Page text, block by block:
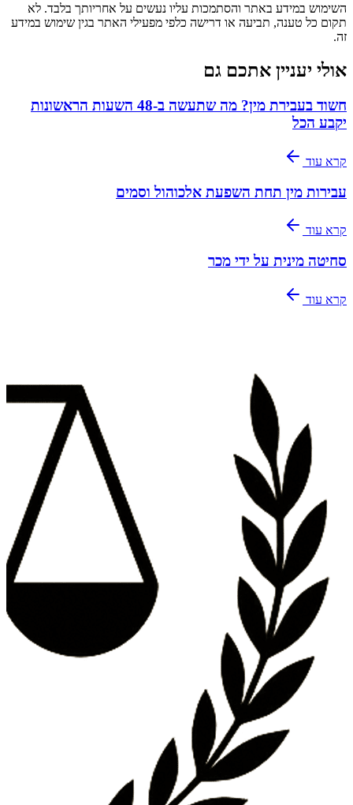
השימוש במידע באתר והסתמכות עליו נעשים על אחריותך בלבד. לא
תקום כל טענה, תביעה או דרישה כלפי מפעילי האתר בגין שימוש במידע
זה.
אולי יעניין אתכם גם
חשוד בעבירת מין? מה שתעשה ב-48 השעות הראשונות
יקבע הכל
קרא עוד
עבירות מין תחת השפעת אלכוהול וסמים
קרא עוד
סחיטה מינית על ידי מכר
קרא עוד